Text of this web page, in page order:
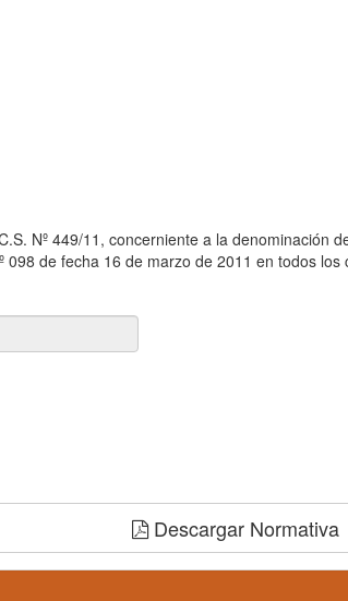
Nº 449/11, concerniente a la denominación
098 de fecha 16 de marzo de 2011 en todos
Descargar Normativa